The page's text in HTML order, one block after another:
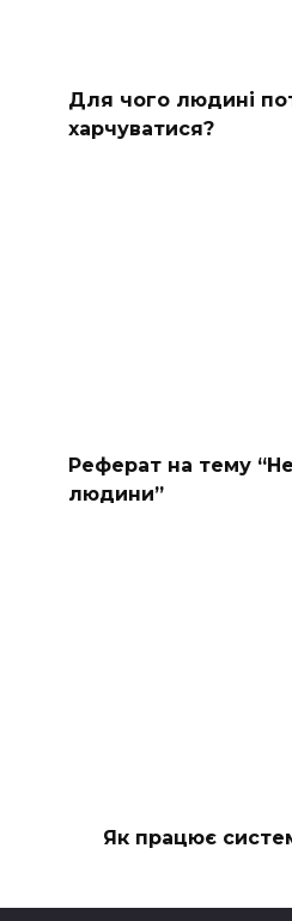
Для чого людині
харчуватися?
Реферат на тему
людини”
Як працює